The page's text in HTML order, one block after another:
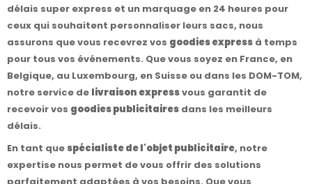
délais super express et un marquage en 24 heures pour
ceux qui souhaitent personnaliser leurs sacs, nous
assurons que vous recevrez vos goodies express à temps
pour tous vos événements. Que vous soyez en France, en
Belgique, au Luxembourg, en Suisse ou dans les DOM-TOM,
notre service de livraison expressvous garantit de
recevoir vos goodies publicitaires dans les meilleurs
délais.
En tant quespécialiste de l'objet publicitaire, notre
expertise nous permet de vous offrir des solutions